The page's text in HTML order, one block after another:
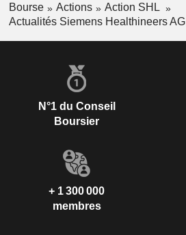
Bourse Actions
Action SHL
Actualités Siemens Healthineers AG
N°1 du Conseil
Boursier
+ 1 300 000
membres